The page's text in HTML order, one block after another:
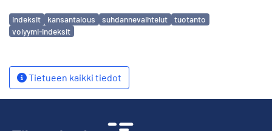
Avainsanat
indeksit kansantalous suhdannevaihtelut
tuotanto
volyymi-indeksit
Tietueen kaikki tiedot